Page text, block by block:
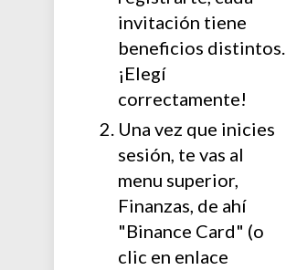
invitación tiene
beneficios distintos.
¡Elegí
correctamente!
Una vez que inicies
sesión, te vas al
menu superior,
Finanzas, de ahí
"Binance Card" (o
clic en enlace